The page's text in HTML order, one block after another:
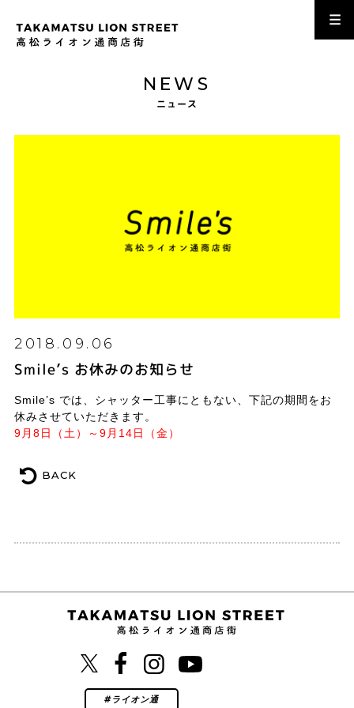
NEWS
ニュース
2018.09.06
Smile’s お休みのお知らせ
Smile’s では、シャッター工事にともない、下記の期間をお
休みさせていただきます。
9月8日（土）～9月14日（金）
BACK